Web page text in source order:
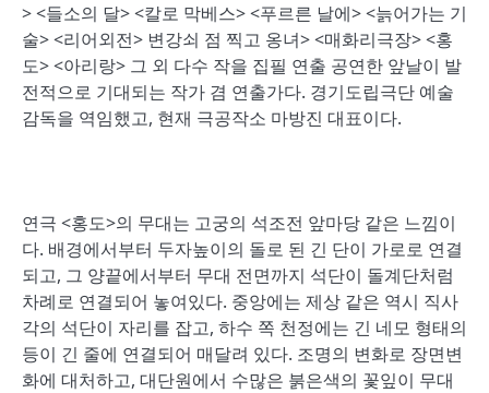
> <들소의 달> <칼로 막베스> <푸르른 날에> <늙어가는 기
술> <리어외전> 변강쇠 점 찍고 옹녀> <매화리극장> <홍
도> <아리랑> 그 외 다수 작을 집필 연출 공연한 앞날이 발
전적으로 기대되는 작가 겸 연출가다. 경기도립극단 예술
감독을 역임했고, 현재 극공작소 마방진 대표이다.
연극 <홍도>의 무대는 고궁의 석조전 앞마당 같은 느낌이
다. 배경에서부터 두자높이의 돌로 된 긴 단이 가로로 연결
되고, 그 양끝에서부터 무대 전면까지 석단이 돌계단처럼
차례로 연결되어 놓여있다. 중앙에는 제상 같은 역시 직사
각의 석단이 자리를 잡고, 하수 쪽 천정에는 긴 네모 형태의
등이 긴 줄에 연결되어 매달려 있다. 조명의 변화로 장면변
화에 대처하고, 대단원에서 수많은 붉은색의 꽃잎이 무대